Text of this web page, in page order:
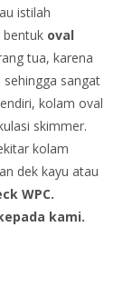
istilah
bentuk oval
tua, karena
sangat
kolam oval
skimmer.
kolam
dek kayu atau
WPC.
kami.